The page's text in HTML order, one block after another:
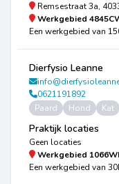
Remsestraat 3a,
Werkgebied
Een werkgebied van
Dierfysio Leanne
0621191892
Paard
Hond Kat
Praktijk locaties
Geen locaties
Werkgebied
Een werkgebied van